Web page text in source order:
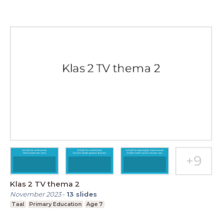
Klas 2 TV thema 2
November 2023- 13 slides
Taal Primary Education Age 7